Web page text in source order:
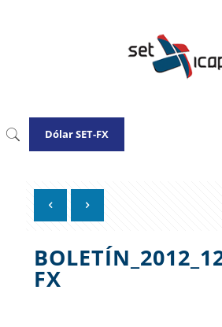
Dólar SET-FX
FX